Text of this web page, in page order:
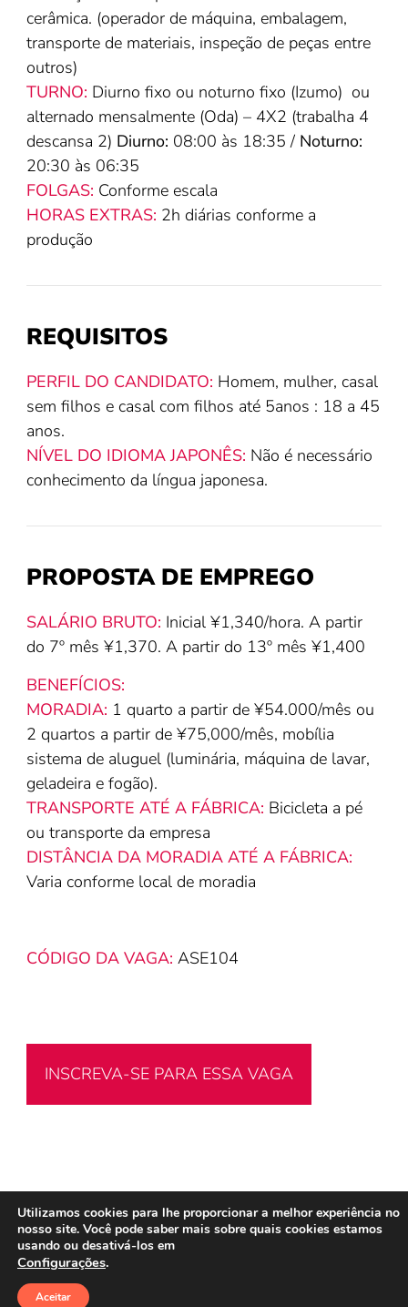
cerâmica. (operador de máquina, embalagem,
transporte de materiais, inspeção de peças entre
outros)
TURNO: Diurno fixo ou noturno fixo (Izumo) ou
alternado mensalmente (Oda) – 4X2 (trabalha 4
descansa 2) Diurno: 08:00 às 18:35 / Noturno:
20:30 às 06:35
FOLGAS: Conforme escala
HORAS EXTRAS: 2h diárias conforme a
produção
REQUISITOS
PERFIL DO CANDIDATO: Homem, mulher, casal
sem filhos e casal com filhos até 5anos : 18 a 45
anos.
NÍVEL DO IDIOMA JAPONÊS: Não é necessário
conhecimento da língua japonesa.
PROPOSTA DE EMPREGO
SALÁRIO BRUTO: Inicial ¥1,340/hora. A partir
do 7º mês ¥1,370. A partir do 13º mês ¥1,400
BENEFÍCIOS:
MORADIA: 1 quarto a partir de ¥54.000/mês ou
2 quartos a partir de ¥75,000/mês, mobília
sistema de aluguel (luminária, máquina de lavar,
geladeira e fogão).
TRANSPORTE ATÉ A FÁBRICA: Bicicleta a pé
ou transporte da empresa
DISTÂNCIA DA MORADIA ATÉ A FÁBRICA:
Varia conforme local de moradia
CÓDIGO DA VAGA: ASE104
INSCREVA-SE PARA ESSA VAGA
Utilizamos cookies para lhe proporcionar a melhor experiência no
nosso site. Você pode saber mais sobre quais cookies estamos
usando ou desativá-los em
Configurações.
Aceitar